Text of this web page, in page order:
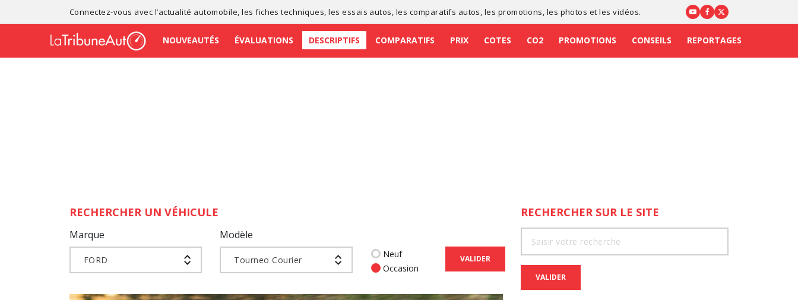
Connectez-vous avec l’actualité automobile , lesfiches techniques , lesessais autos , les comparatifs autos , les promotions , les photos et les vidéos.
NOUVEAUTÉS ÉVALUATIONS DESCRIPTIFS COMPARATIFS PRIX COTES CO2 PROMOTIONS CONSEILS REPORTAGES
RECHERCHER UN VÉHICULE
Marque
FORD
Modèle
Tourneo Courier
Neuf
Occasion
VALIDER
RECHERCHER SUR LE SITE
VALIDER